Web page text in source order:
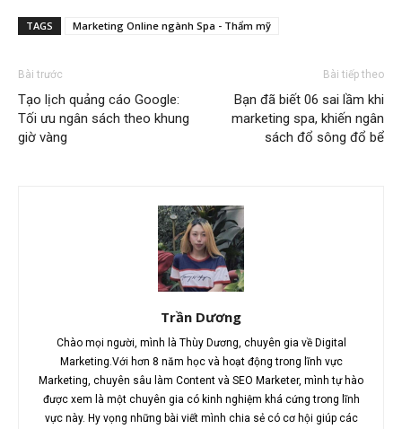
TAGS Marketing Online ngành Spa - Thẩm mỹ
Bài trước
Tạo lịch quảng cáo Google:
Tối ưu ngân sách theo khung
giờ vàng
Bài tiếp theo
Bạn đã biết 06 sai lầm khi
marketing spa, khiến ngân
sách đổ sông đổ bể
Trần Dương
Chào mọi người, mình là Thùy Dương, chuyên gia về Digital
Marketing.Với hơn 8 năm học và hoạt động trong lĩnh vực
Marketing, chuyên sâu làm Content và SEO Marketer, mình tự hào
được xem là một chuyên gia có kinh nghiệm khá cứng trong lĩnh
vực này. Hy vọng những bài viết mình chia sẻ có cơ hội giúp các